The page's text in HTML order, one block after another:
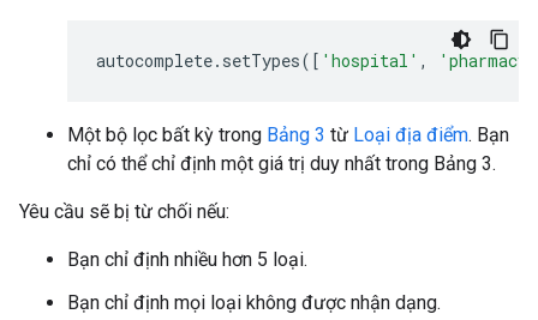
autocomplete. setTypes([ 'hospital' , 'pharmacy'
Một bộ lọc bất kỳ trong Bảng 3 từ Loại địa điểm. Bạn
chỉ có thể chỉ định một giá trị duy nhất trong Bảng 3.
Yêu cầu sẽ bị từ chối nếu:
Bạn chỉ định nhiều hơn 5 loại.
Bạn chỉ định mọi loại không được nhận dạng.